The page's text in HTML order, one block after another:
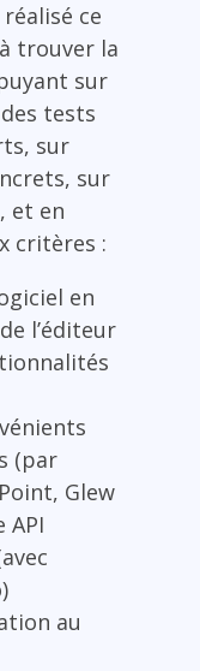
ce
trouver la
sur
tests
sur
sur
et en
critères :
en
l’éditeur
(par
Glew
API
au